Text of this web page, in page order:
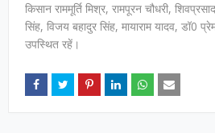
किसान राममूर्ति मिश्र, रामपूरन चौधरी,
सिंह, विजय बहादुर सिंह, मायाराम यादव, डॉ0
उपस्थित रहें।